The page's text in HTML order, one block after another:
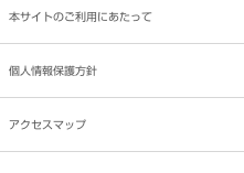
本サイトのご利用にあたって
個人情報保護方針
アクセスマップ